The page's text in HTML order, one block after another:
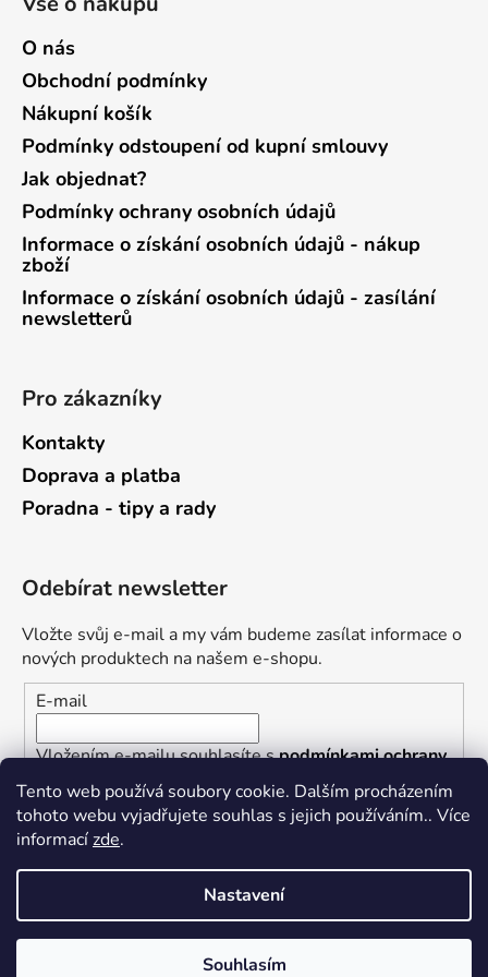
Tento web používá soubory cookie. Dalším procházením
tohoto webu vyjadřujete souhlas s jejich používáním.. Více
informacízde.
Nastavení
Souhlasím
O nás
Obchodní podmínky
Nákupní košík
Podmínky odstoupení od kupní smlouvy
Jak objednat?
Podmínky ochrany osobních údajů
Informace o získání osobních údajů - nákup
zboží
Informace o získání osobních údajů - zasílání
newsletterů
Pro zákazníky
Kontakty
Doprava a platba
Poradna - tipy a rady
Odebírat newsletter
Vložte svůj e-mail a my vám budeme zasílat informace o
nových produktech na našem e-shopu.
E-mail
Vložením e-mailu souhlasíte spodmínkami ochrany
osobních údajů
PŘIHLÁSIT SE
Vytvořil Shoptet
Železářství U Rotta